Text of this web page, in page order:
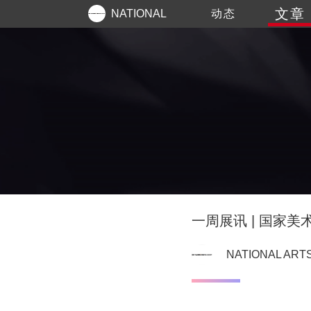
NATIONAL 动态 文章
一周展讯 | 国家美
NATIONAL